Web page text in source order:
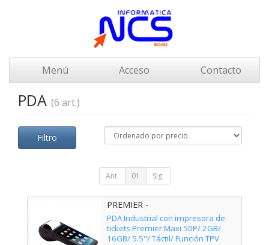
Menú Acceso Contacto
PDA (6 art.)
Filtro
Ant. 01 Sig.
PREMIER -
MAXI50P55112164G58
PDA Industrial con impresora de
tickets Premier Maxi 50P/ 2GB/
16GB/ 5.5"/ Táctil/ Función TPV